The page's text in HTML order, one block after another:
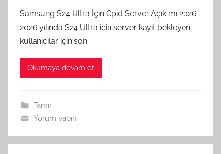
Samsung S24 Ultra İçin Cpid Server Açık mı 2026
2026 yılında S24 Ultra için server kayıt bekleyen
kullanıcılar için son
Okumaya devam et
Tamir
Yorum yapın